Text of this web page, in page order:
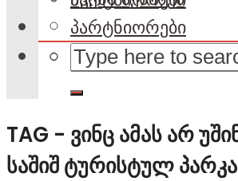
პარტნიორები
TAG - ᲕᲘᲜᲪ ᲐᲛᲐᲡ ᲐᲠ
ᲡᲐᲨᲘᲨ ᲢᲣᲠᲘᲡᲢᲣᲚ